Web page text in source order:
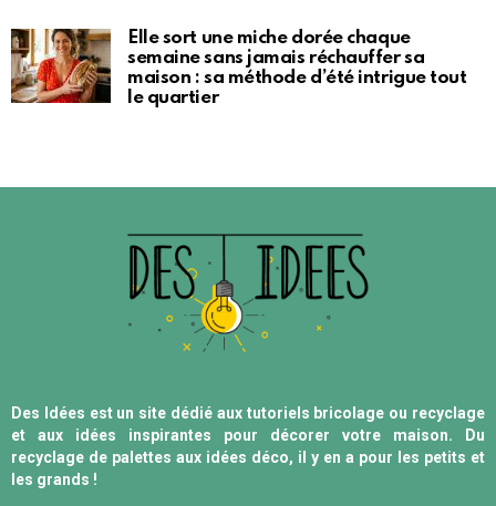
Elle sort une miche dorée chaque
semaine sans jamais réchauffer sa
maison : sa méthode d’été intrigue tout
le quartier
Des Idées est un site dédié aux tutoriels bricolage ou recyclage
et aux idées inspirantes pour décorer votre maison. Du
recyclage de palettes aux idées déco, il y en a pour les petits et
les grands !